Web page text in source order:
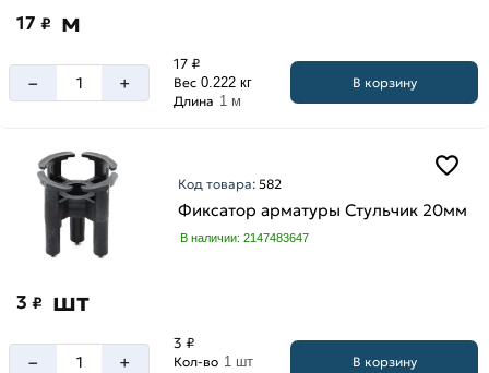
17 ₽ м
– +
17 ₽
Вес 0.222 кг
Длина 1 м
В корзину
Код товара:582
Фиксатор арматуры Стульчик 20мм
В наличии: 2147483647
3 ₽ шт
– +
3 ₽
Кол-во 1 шт
В корзину